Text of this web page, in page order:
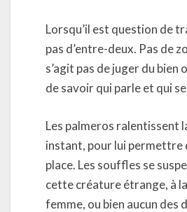
Lorsqu’il est question de
pas d’entre-deux. Pas de
s’agit pas de juger du bien
de savoir qui parle et qui
Les palmeros ralentissent
instant, pour lui permettre
place. Les souffles se
cette créature étrange, à
femme, ou bien aucun des